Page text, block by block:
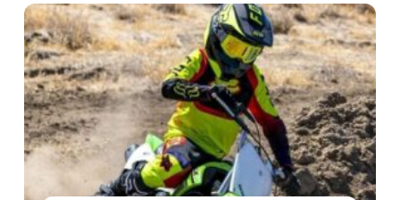
...